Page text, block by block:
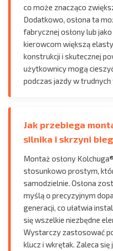
co może znacząco
Dodatkowo, osłona ta
fabrycznej osłony lub
kierowcom większą
konstrukcji i skutecznej
użytkownicy mogą
podczas jazdy w trudnych
Jak przebiega
silnika i skrzyni
Montaż osłony
stosunkowo prostym,
samodzielnie. Osłona
myślą o precyzyjnym
generacji, co ułatwia
się wszelkie niezbędne
Wystarczy zastosować
klucz i wkrętak. Zaleca się